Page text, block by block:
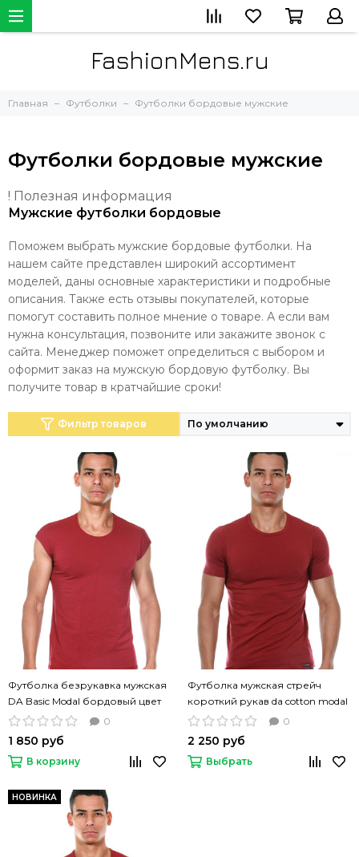
FashionMens.ru
Главная Футболки Футболки бордовые мужские
Футболки бордовые мужские
! Полезная информация
Мужские футболки бордовые
Поможем выбрать мужские бордовые футболки. На
нашем сайте представлен широкий ассортимент
моделей, даны основные характеристики и подробные
описания. Также есть отзывы покупателей, которые
помогут составить полное мнение о товаре. А если вам
нужна консультация, позвоните или закажите звонок с
сайта. Менеджер поможет определиться с выбором и
оформит заказ на мужскую бордовую футболку. Вы
получите товар в кратчайшие сроки!
Фильтр товаров
Футболка безрукавка мужская
DA Basic Modal бордовый цвет
0
1 850 руб
В корзину
Футболка мужская стрейч
короткий рукав da cotton modal
бордовый цвет
0
2 250 руб
Выбрать
НОВИНКА